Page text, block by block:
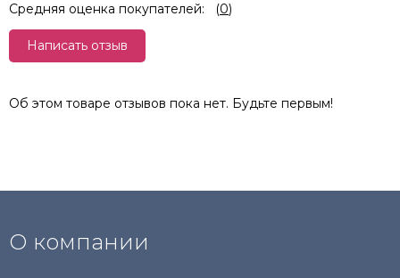
Средняя оценка покупателей: (0)
Написать отзыв
Об этом товаре отзывов пока нет. Будьте первым!
О компании